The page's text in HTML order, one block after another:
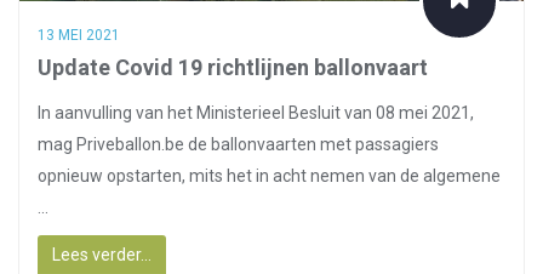
13 MEI 2021
Update Covid 19 richtlijnen ballonvaart
In aanvulling van het Ministerieel Besluit van 08 mei 2021,
mag Priveballon.be de ballonvaarten met passagiers
opnieuw opstarten, mits het in acht nemen van de algemene
Lees verder...